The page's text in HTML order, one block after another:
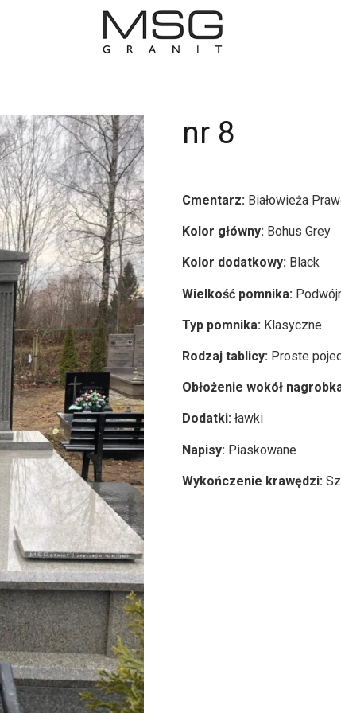
nr 8
Cmentarz: Białowieża
Kolor główny: Bohus Grey
Kolor dodatkowy: Black
Wielkość pomnika:
Typ pomnika: Klasyczne
Rodzaj tablicy: Proste
Obłożenie wokół
Dodatki: ławki
Napisy: Piaskowane
Wykończenie krawędzi: